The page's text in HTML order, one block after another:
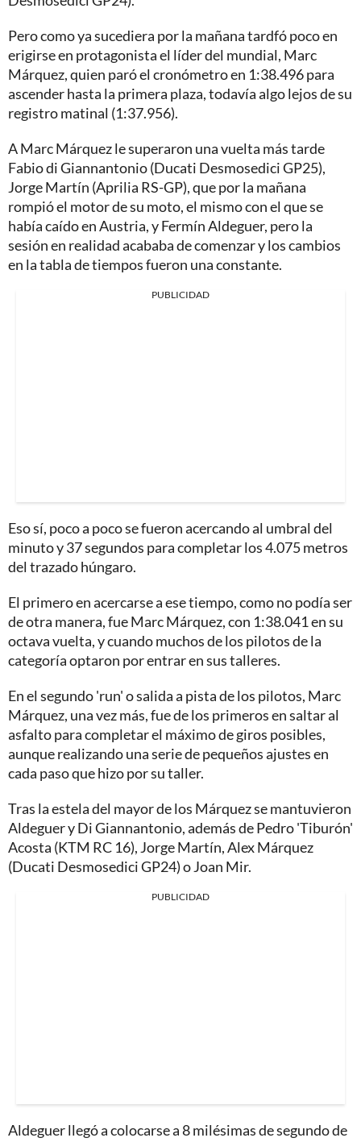
Pero como ya sucediera por la mañana tardfó poco en
erigirse en protagonista el líder del mundial, Marc
Márquez, quien paró el cronómetro en 1:38.496 para
ascender hasta la primera plaza, todavía algo lejos de su
registro matinal (1:37.956).
A Marc Márquez le superaron una vuelta más tarde
Fabio di Giannantonio (Ducati Desmosedici GP25),
Jorge Martín (Aprilia RS-GP), que por la mañana
rompió el motor de su moto, el mismo con el que se
había caído en Austria, y Fermín Aldeguer, pero la
sesión en realidad acababa de comenzar y los cambios
en la tabla de tiempos fueron una constante.
PUBLICIDAD
Eso sí, poco a poco se fueron acercando al umbral del
minuto y 37 segundos para completar los 4.075 metros
del trazado húngaro.
El primero en acercarse a ese tiempo, como no podía ser
de otra manera, fue Marc Márquez, con 1:38.041 en su
octava vuelta, y cuando muchos de los pilotos de la
categoría optaron por entrar en sus talleres.
En el segundo 'run' o salida a pista de los pilotos, Marc
Márquez, una vez más, fue de los primeros en saltar al
asfalto para completar el máximo de giros posibles,
aunque realizando una serie de pequeños ajustes en
cada paso que hizo por su taller.
Tras la estela del mayor de los Márquez se mantuvieron
Aldeguer y Di Giannantonio, además de Pedro 'Tiburón'
Acosta (KTM RC 16), Jorge Martín, Alex Márquez
(Ducati Desmosedici GP24) o Joan Mir.
PUBLICIDAD
Aldeguer llegó a colocarse a 8 milésimas de segundo de